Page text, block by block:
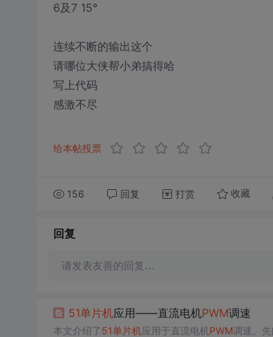
6及7 15°
连续不断的输出这个
请哪位大侠帮小弟搞得哈
写上代码
感激不尽
给本帖投票
156 回复 打赏 收藏
回复
请发表友善的回复…
51单片机应用——直流电机PWM调速
本文介绍了51单片机应用于直流电机 PWM调速。